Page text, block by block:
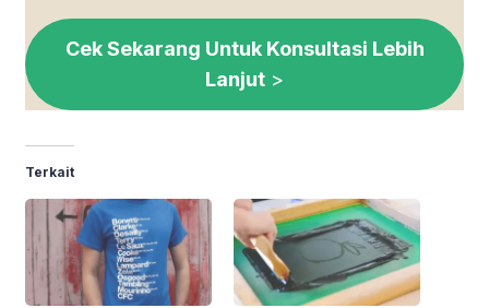
Cek Sekarang Untuk Konsultasi Lebih
Lanjut >
Terkait